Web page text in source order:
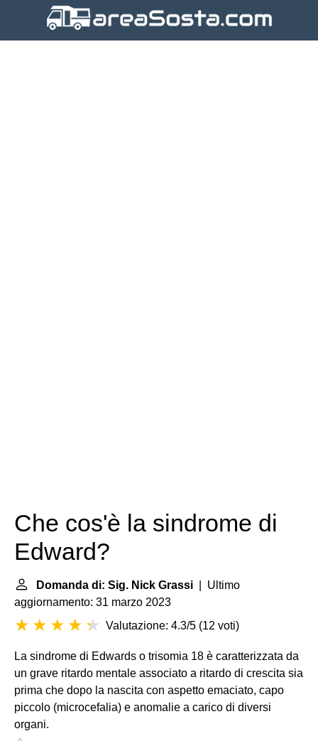
Che cos'è la sindrome di
Edward?
Domanda di: Sig. Nick Grassi | Ultimo
aggiornamento: 31 marzo 2023
Valutazione: 4.3/5 (12 voti)
La sindrome di Edwards o trisomia 18 è caratterizzata da
un grave ritardo mentale associato a ritardo di crescita sia
prima che dopo la nascita con aspetto emaciato, capo
piccolo (microcefalia) e anomalie a carico di diversi
organi.